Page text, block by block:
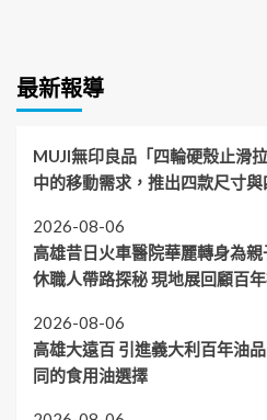
最新報導
MUJI無印良品「四輪硬殼止滑
中的移動需求，推出四款尺寸
2026-08-06
高雄昔日火車醫院華麗轉身為
休職人帶路探秘 現地展回顧百
2026-08-06
高雄大遠百 引進義大利百年油
同的食用油選擇